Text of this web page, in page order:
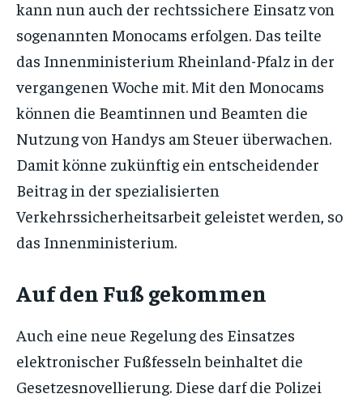
kann nun auch der rechtssichere Einsatz von
sogenannten Monocams erfolgen. Das teilte
das Innenministerium Rheinland-Pfalz in der
vergangenen Woche mit. Mit den Monocams
können die Beamtinnen und Beamten die
Nutzung von Handys am Steuer überwachen.
Damit könne zukünftig ein entscheidender
Beitrag in der spezialisierten
Verkehrssicherheitsarbeit geleistet werden, so
das Innenministerium.
Auf den Fuß gekommen
Auch eine neue Regelung des Einsatzes
elektronischer Fußfesseln beinhaltet die
Gesetzesnovellierung. Diese darf die Polizei